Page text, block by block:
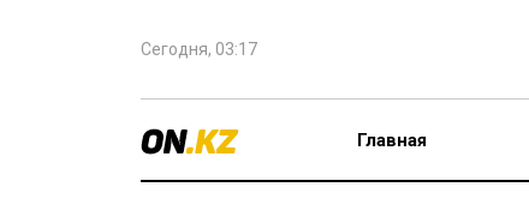
Сегодня, 03:17
Главная